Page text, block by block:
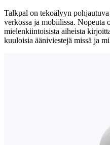
Talkpal on tekoälyyn
verkossa ja mobiilissa. Nopeuta
mielenkiintoisista aiheista
kuuloisia ääniviestejä missä ja